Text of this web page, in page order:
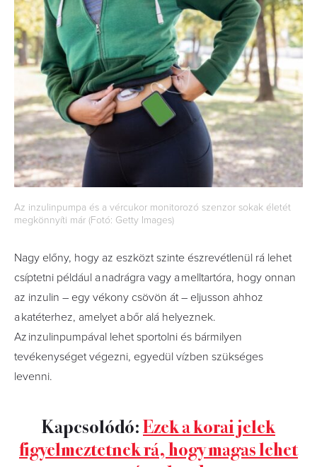
Az inzulinpumpa és a vércukor monitorozó szenzor sokak életét
megkönnyíti már (Fotó: Getty Images)
Nagy előny, hogy az eszközt szinte észrevétlenül rá lehet
csíptetni például a nadrágra vagy a melltartóra, hogy onnan
az inzulin – egy vékony csövön át – eljusson ahhoz
a katéterhez, amelyet a bőr alá helyeznek.
Az inzulinpumpával lehet sportolni és bármilyen
tevékenységet végezni, egyedül vízben szükséges
levenni.
Kapcsolódó:Ezek a korai jelek
figyelmeztetnek rá, hogy magas lehet